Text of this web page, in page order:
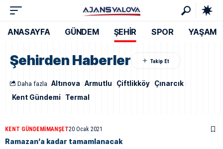
ANASAYFA GÜNDEM ŞEHİR SPOR YAŞAM
Şehirden Haberler
Daha fazla Altınova Armutlu Çiftlikköy
Çınarcık
Kent Gündemi
Termal
KENT GÜNDEMIMANŞET20 Ocak 2021
Ramazan’a kadar tamamlanacak